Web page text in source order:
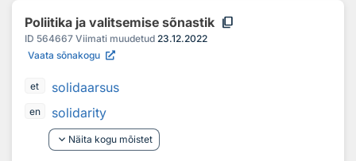
Poliitika ja valitsemise sõnastik content_copy
ID 564667 Viimati muudetud 23.12.2022
Vaata sõnakogu
et solidaarsus
en
solidarity
keyboard_arrow_down Näita kogu mõistet